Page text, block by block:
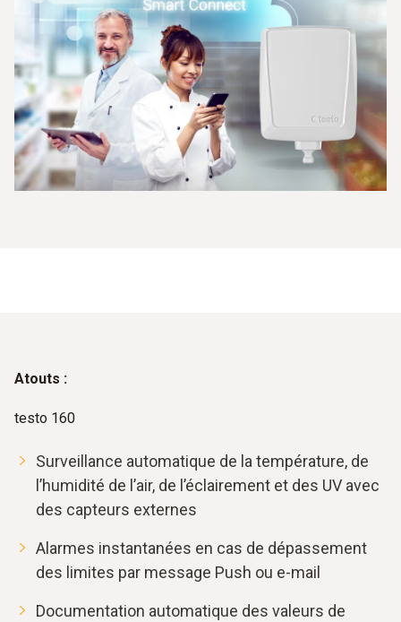
Atouts :
testo 160
Surveillance automatique de la température, de
l’humidité de l’air, de l’éclairement et des UV avec
des capteurs externes
Alarmes instantanées en cas de dépassement
des limites par message Push ou e-mail
Documentation automatique des valeurs de